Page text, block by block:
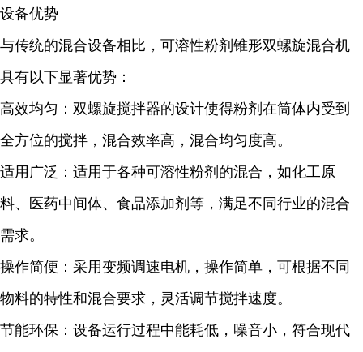
设备优势
与传统的混合设备相比，可溶性粉剂锥形双螺旋混合机
具有以下显著优势：
高效均匀：双螺旋搅拌器的设计使得粉剂在筒体内受到
全方位的搅拌，混合效率高，混合均匀度高。
适用广泛：适用于各种可溶性粉剂的混合，如化工原
料、医药中间体、食品添加剂等，满足不同行业的混合
需求。
操作简便：采用变频调速电机，操作简单，可根据不同
物料的特性和混合要求，灵活调节搅拌速度。
节能环保：设备运行过程中能耗低，噪音小，符合现代